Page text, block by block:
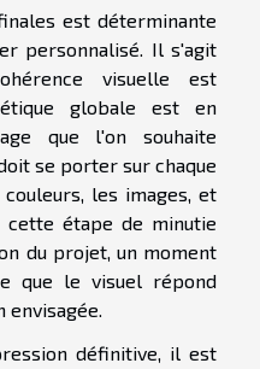
est déterminante
personnalisé. Il s'agit
visuelle est
globale est en
que l'on souhaite
se porter sur chaque
les images, et
étape de minutie
du projet, un moment
que le visuel répond
envisagée.
définitive, il est